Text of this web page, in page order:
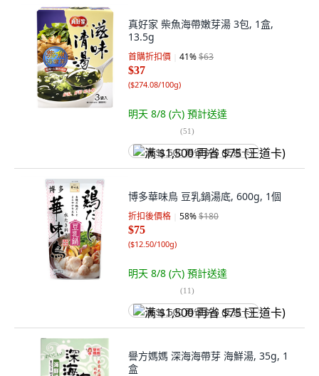
真好家 柴魚海帶嫩芽湯 3包, 1盒,
13.5g
首購折扣價 41%$63
$37
($274.08/100g)
明天 8/8 (六) 預計送達
(51)
满 $1,500 再省 $75 (王道卡)
博多華味鳥 豆乳鍋湯底, 600g, 1個
折扣後價格 58%$180
$75
($12.50/100g)
明天 8/8 (六) 預計送達
(11)
满 $1,500 再省 $75 (王道卡)
譽方媽媽 深海海帶芽 海鮮湯, 35g, 1
盒